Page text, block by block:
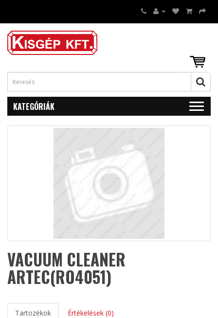
KATEGÓRIÁK
VACUUM CLEANER
ARTEC(RO4051)
Tartozékok Értékelések (0)